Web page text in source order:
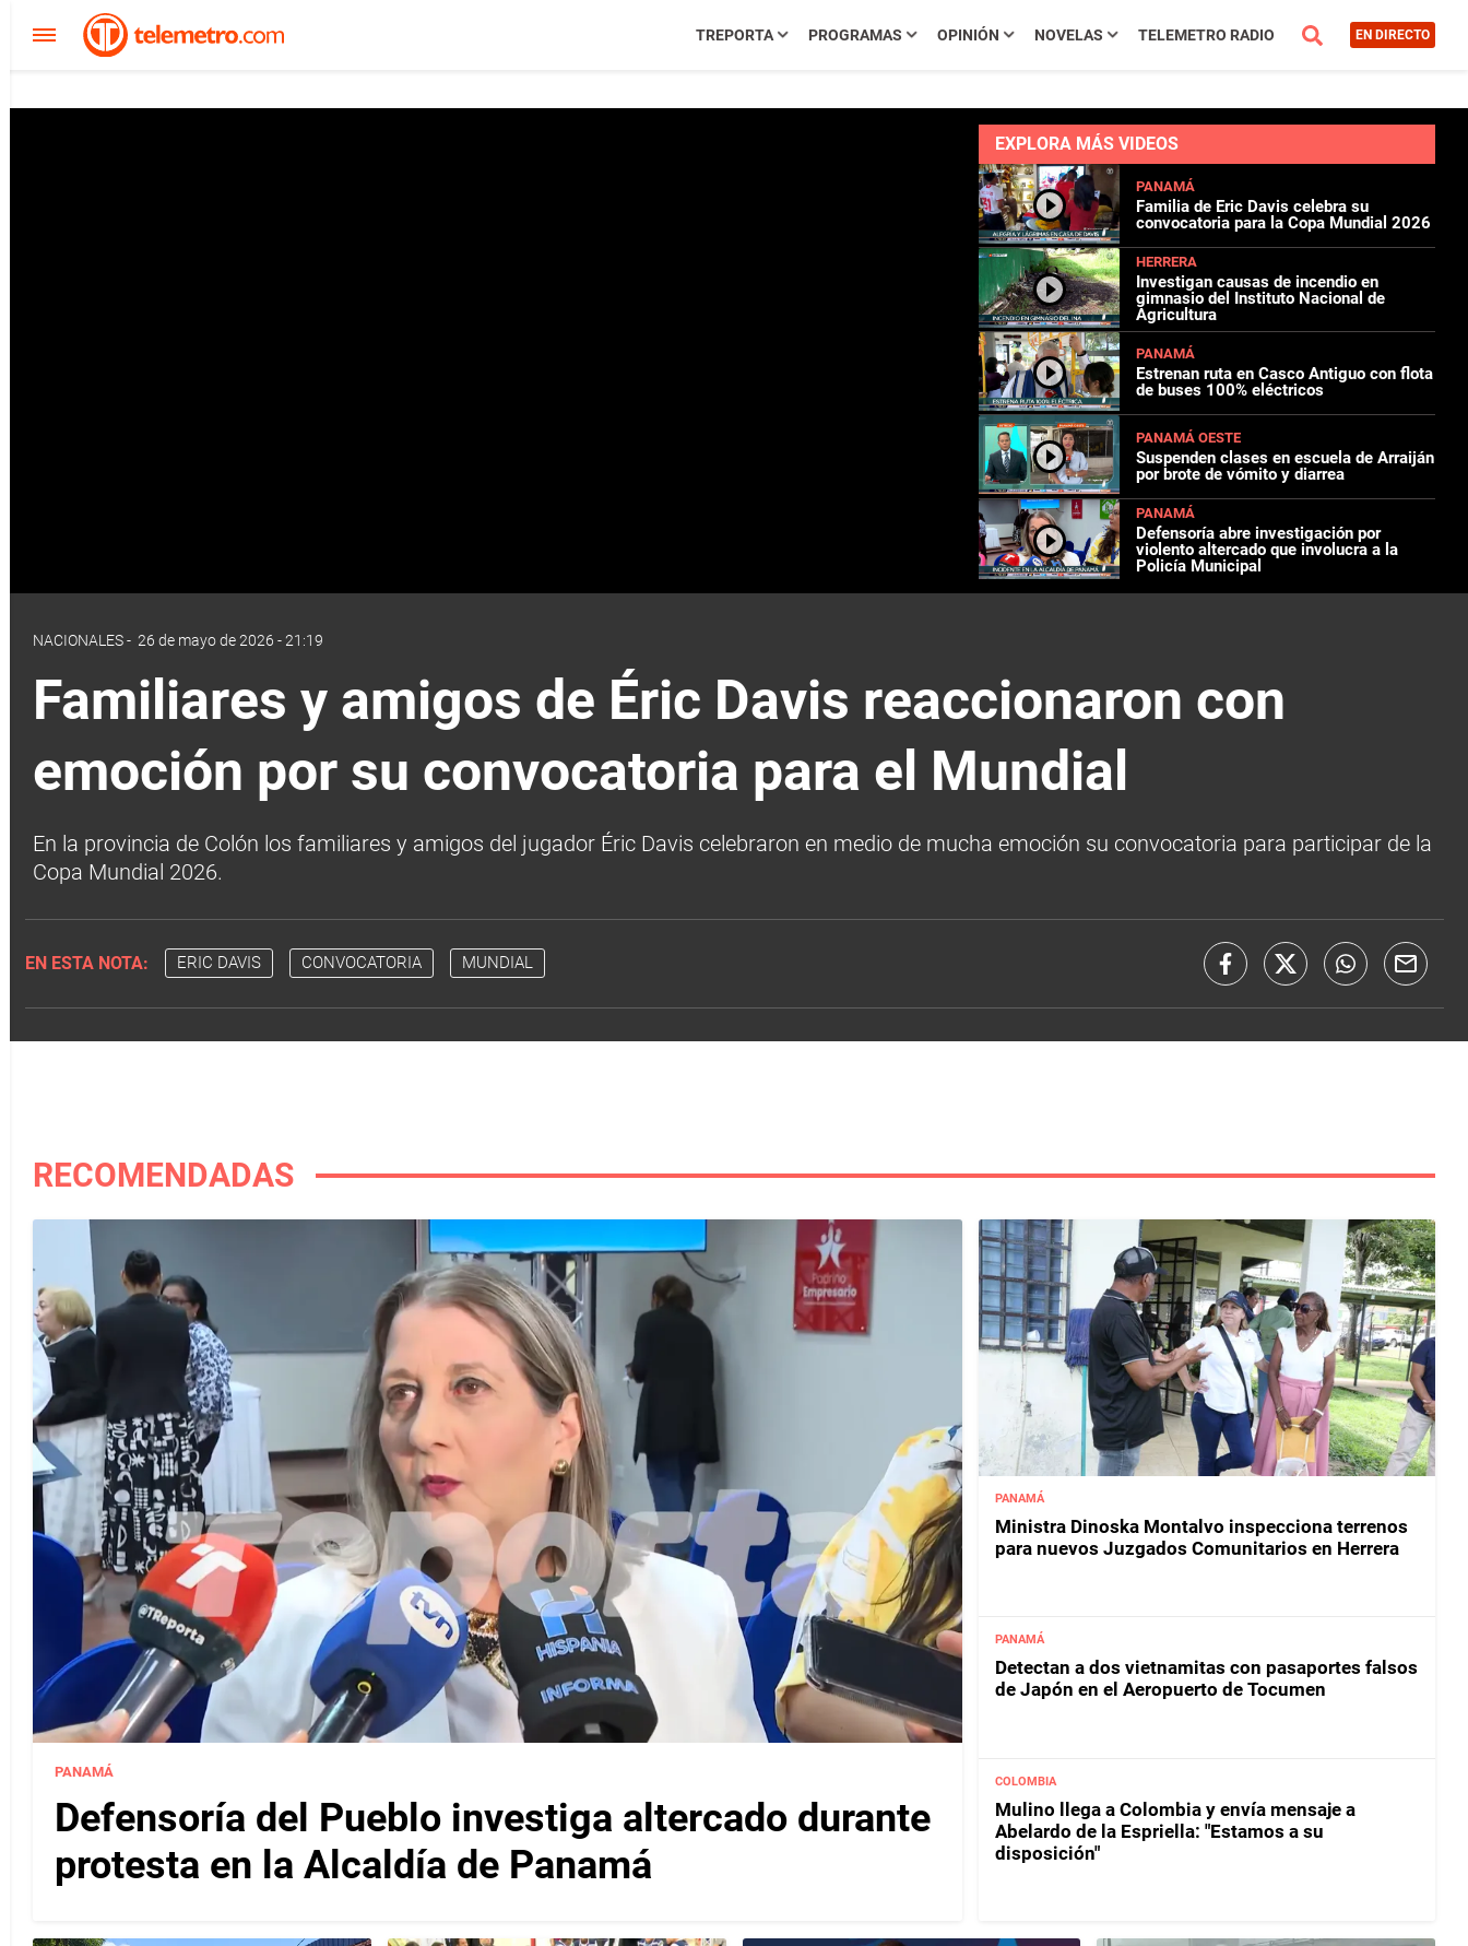
TREPORTA PROGRAMAS OPINIÓN NOVELAS TELEMETRO RADIO EN DIRECTO
EXPLORA MÁS VIDEOS
PANAMÁ
Familia de Eric Davis celebra su
convocatoria para la Copa Mundial 2026
HERRERA
Investigan causas de incendio en
gimnasio del Instituto Nacional de
Agricultura
PANAMÁ
Estrenan ruta en Casco Antiguo con flota
de buses 100% eléctricos
PANAMÁ OESTE
Suspenden clases en escuela de Arraiján
por brote de vómito y diarrea
PANAMÁ
Defensoría abre investigación por
violento altercado que involucra a la
Policía Municipal
NACIONALES- 26 de mayo de 2026 - 21:19
Familiares y amigos de Éric Davis reaccionaron con
emoción por su convocatoria para el Mundial
En la provincia de Colón los familiares y amigos del jugador Éric Davis celebraron en medio de mucha emoción su convocatoria para participar de la
Copa Mundial 2026.
EN ESTA NOTA: ERIC DAVIS CONVOCATORIA MUNDIAL
RECOMENDADAS
PANAMÁ
Defensoría del Pueblo investiga altercado durante
protesta en la Alcaldía de Panamá
PANAMÁ
Ministra Dinoska Montalvo inspecciona terrenos
para nuevos Juzgados Comunitarios en Herrera
PANAMÁ
Detectan a dos vietnamitas con pasaportes falsos
de Japón en el Aeropuerto de Tocumen
COLOMBIA
Mulino llega a Colombia y envía mensaje a
Abelardo de la Espriella: "Estamos a su
disposición"